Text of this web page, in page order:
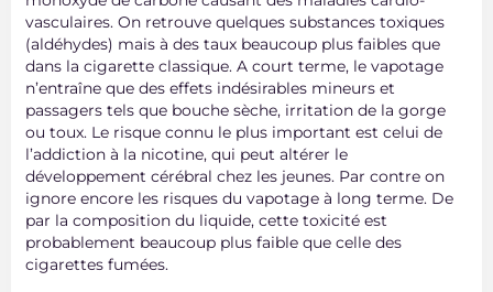
vasculaires. On retrouve quelques substances toxiques
(aldéhydes) mais à des taux beaucoup plus faibles que
dans la cigarette classique. A court terme, le vapotage
n’entraîne que des effets indésirables mineurs et
passagers tels que bouche sèche, irritation de la gorge
ou toux. Le risque connu le plus important est celui de
l’addiction à la nicotine, qui peut altérer le
développement cérébral chez les jeunes. Par contre on
ignore encore les risques du vapotage à long terme. De
par la composition du liquide, cette toxicité est
probablement beaucoup plus faible que celle des
cigarettes fumées.